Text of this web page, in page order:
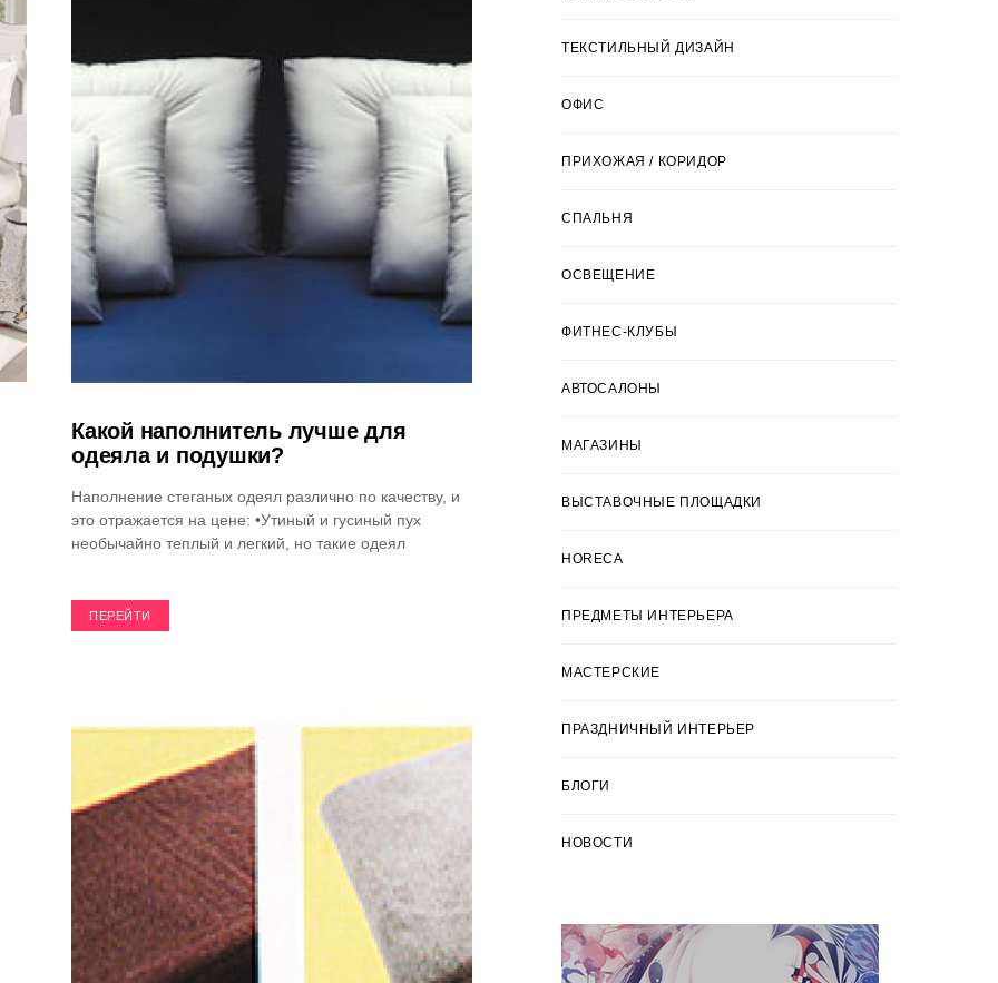
Какой наполнитель лучше для
одеяла и подушки?
Наполнение стеганых одеял различно по качеству, и
это отражается на цене: •Утиный и гусиный пух
необычайно теплый и легкий, но такие одеял
ПЕРЕЙТИ
ТЕКСТИЛЬНЫЙ ДИЗАЙН
ОФИС
ПРИХОЖАЯ / КОРИДОР
СПАЛЬНЯ
ОСВЕЩЕНИЕ
ФИТНЕС-КЛУБЫ
АВТОСАЛОНЫ
МАГАЗИНЫ
ВЫСТАВОЧНЫЕ ПЛОЩАДКИ
HORECA
ПРЕДМЕТЫ ИНТЕРЬЕРА
МАСТЕРСКИЕ
ПРАЗДНИЧНЫЙ ИНТЕРЬЕР
БЛОГИ
НОВОСТИ